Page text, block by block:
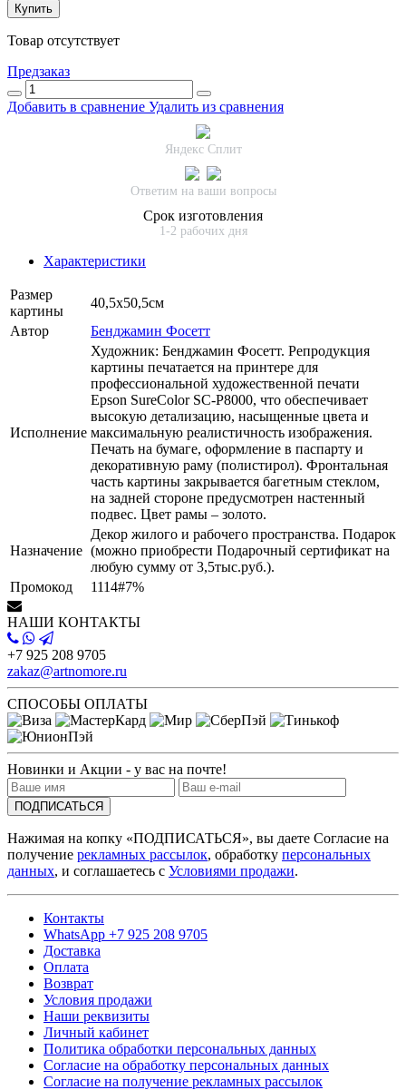
Купить
Товар отсутствует
Предзаказ
Добавить в сравнение Удалить из сравнения
Яндекс Сплит
Ответим на ваши вопросы
Срок изготовления
1-2 рабочих дня
Характеристики
Размер
картины
40,5х50,5см
Автор
Бенджамин Фосетт
Исполнение
Художник: Бенджамин Фосетт. Репродукция
картины печатается на принтере для
профессиональной художественной печати
Epson SureColor SC-P8000, что обеспечивает
высокую детализацию, насыщенные цвета и
максимальную реалистичность изображения.
Печать на бумаге, оформление в паспарту и
декоративную раму (полистирол). Фронтальная
часть картины закрывается багетным стеклом,
на задней стороне предусмотрен настенный
подвес. Цвет рамы – золото.
Назначение
Декор жилого и рабочего пространства. Подарок
(можно приобрести Подарочный сертификат на
любую сумму от 3,5тыс.руб.).
Промокод
1114#7%
НАШИ КОНТАКТЫ
+7 925 208 9705
zakaz@artnomore.ru
СПОСОБЫ ОПЛАТЫ
Новинки и Акции - у вас на почте!
ПОДПИСАТЬСЯ
Нажимая на копку «ПОДПИСАТЬСЯ», вы даете Согласие на
получение рекламных рассылок, обработку персональных
данных, и соглашаетесь с Условиями продажи.
Контакты
WhatsApp +7 925 208 9705
Доставка
Оплата
Возврат
Условия продажи
Наши реквизиты
Личный кабинет
Политика обработки персональных данных
Согласие на обработку персональных данных
Согласие на получение рекламных рассылок